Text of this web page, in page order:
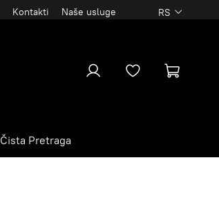
Kontakti Naše usluge RS
Čista Pretraga